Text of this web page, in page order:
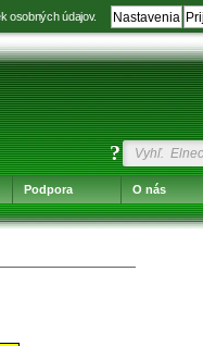
osobných údajov. Nastavenia
na
výber
jazyka
na
hlavnú
navigáciu
na
obsah
na
navigáciu
v
päte
?
Podpora O nás